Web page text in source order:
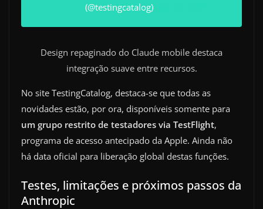
(@testingcatalog)
Design repaginado do Claude mobile destaca
integração suave entre recursos.
No site TestingCatalog, destaca-se que todas as
novidades estão, por ora, disponíveis somente para
um grupo restrito de testadores via TestFlight,
programa de acesso antecipado da Apple. Ainda não
há data oficial para liberação global destas funções.
Testes, limitações e próximos passos da
Anthropic